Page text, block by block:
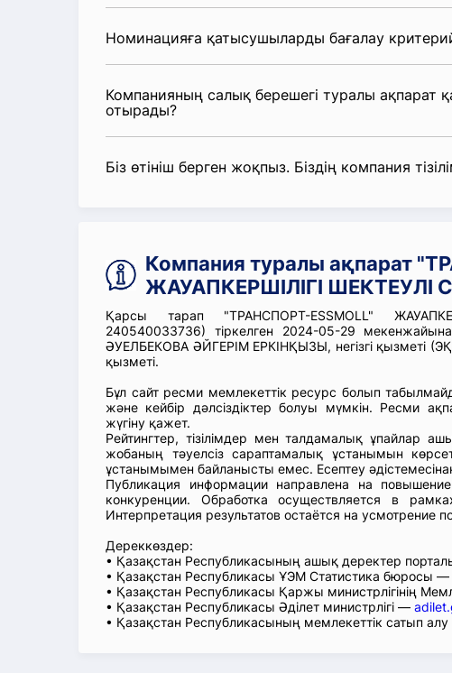
Номинацияға қатысушыларды бағалау
Компанияның салық берешегі туралы ақпарат
отырады?
Біз өтініш берген жоқпыз. Біздің компания
Компания туралы ақпарат
ЖАУАПКЕРШІЛІГІ ШЕКТЕУЛІ
Қарсы тарап "ТРАНСПОРТ-ESSMOLL"
240540033736) тіркелген 2024-05-29
ӘУЕЛБЕКОВА ӘЙГЕРІМ ЕРКІНҚЫЗЫ, негізгі қызметі
қызметі.
Бұл сайт ресми мемлекеттік ресурс болып
және кейбір дәлсіздіктер болуы мүмкін. Ресми
жүгіну қажет.
Рейтингтер, тізілімдер мен талдамалық ұпайлар
жобаның тәуелсіз сараптамалық ұстанымын
ұстанымымен байланысты емес. Есептеу
Публикация информации направлена на
конкуренции. Обработка осуществляется в
Интерпретация результатов остаётся на усмотрение
Дереккөздер:
• Қазақстан Республикасының ашық деректер
• Қазақстан Республикасы ҰЭМ Статистика бюросы —
• Қазақстан Республикасы Қаржы министрлігінің
• Қазақстан Республикасы Әділет министрлігі —
• Қазақстан Республикасының мемлекеттік сатып